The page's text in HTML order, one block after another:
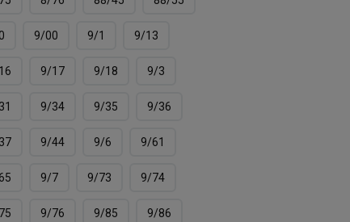
9/00 9/1 9/13
9/17 9/18 9/3
9/34 9/35 9/36
9/44 9/6 9/61
9/7 9/73 9/74
9/76 9/85 9/86